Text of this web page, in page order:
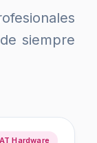
siempre
Hardware